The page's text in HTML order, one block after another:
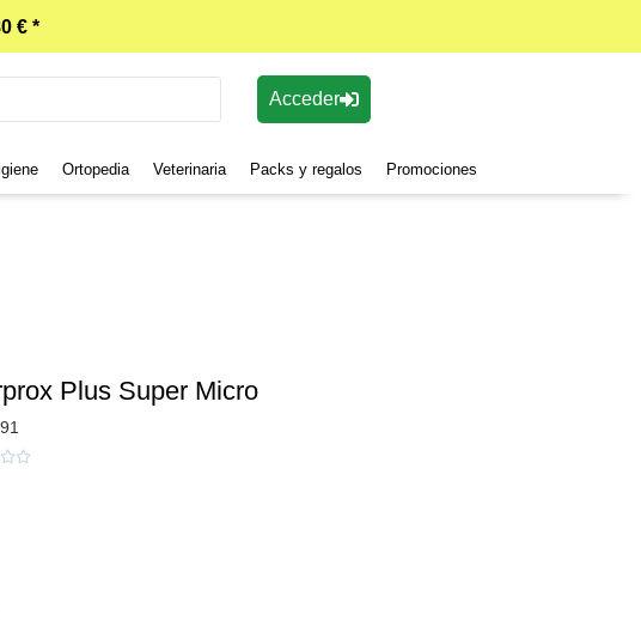
€ *
Acceder
Ortopedia Veterinaria Packs y regalos Promociones
Plus Super Micro
